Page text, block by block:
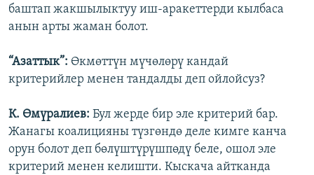
баштап жакшылыктуу иш-аракеттерди кылбаса
анын арты жаман болот.
“Азаттык”: Өкмөттүн мүчөлөрү кандай
критерийлер менен тандалды деп ойлойсуз?
К. Өмүралиев: Бул жерде бир эле критерий бар.
Жанагы коалицияны түзгөндө деле кимге канча
орун болот деп бөлүштүрүшпөдү беле, ошол эле
критерий менен келишти. Кыскача айтканда